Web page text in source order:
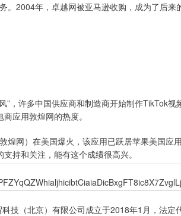
2004年，卓越网被亚马逊收购，成为了后来
许多中国供应商和制造商开始制作TikTok视
应用敦煌网的热度。
网）在美国爆火，该应用已跃居苹果美国应
持和关注，能有这个成绩很高兴。
（北京）有限公司成立于2018年1月，法定